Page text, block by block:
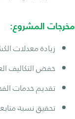
مخرجات المشروع:
زيادة معدلات
خفض التكاليف
تقديم خدمات الفحص لعدد 700–1000 سيدة سنويًا، مع متابعة
تحقيق نسبة متابعة علاجية تتجاوز 80% للحالات